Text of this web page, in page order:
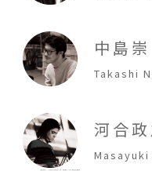
中島崇
Takashi
河合政
Masayuki